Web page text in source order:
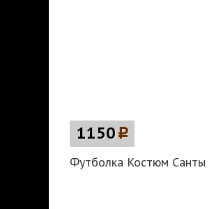
1150p
Футболка Костюм Санты